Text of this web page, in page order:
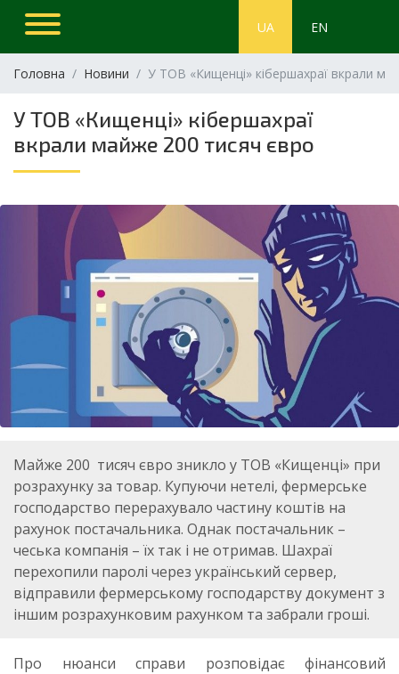
UA EN
Головна Новини У ТОВ «Кищенці» кібершахраї вкрали
У ТОВ «Кищенці» кібершахраї
вкрали майже 200 тисяч євро
Майже 200 тисяч євро зникло у ТОВ «Кищенці» при
розрахунку за товар. Купуючи нетелі, фермерське
господарство перерахувало частину коштів на
рахунок постачальника. Однак постачальник –
чеська компанія – їх так і не отримав. Шахраї
перехопили паролі через український сервер,
відправили фермерському господарству документ з
іншим розрахунковим рахунком та забрали гроші.
Про нюанси справи розповідає фінансовий